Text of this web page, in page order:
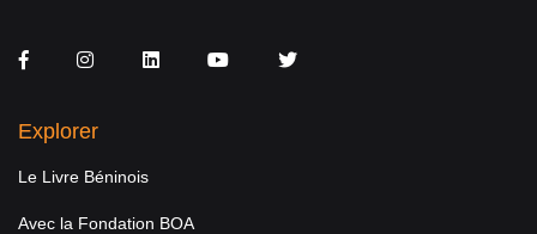
FacebookInstagramLinkedInYou TubeTwitter
Explorer
Le Livre Béninois
Avec la Fondation BOA